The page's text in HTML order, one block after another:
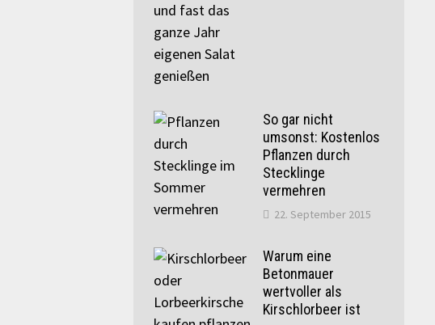
So gar nicht
umsonst: Kostenlos
Pflanzen durch
Stecklinge
vermehren
22. September 2015
Warum eine
Betonmauer
wertvoller als
Kirschlorbeer ist